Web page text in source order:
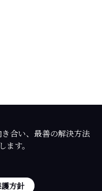
合い、最善の解決方法
ます。
方針